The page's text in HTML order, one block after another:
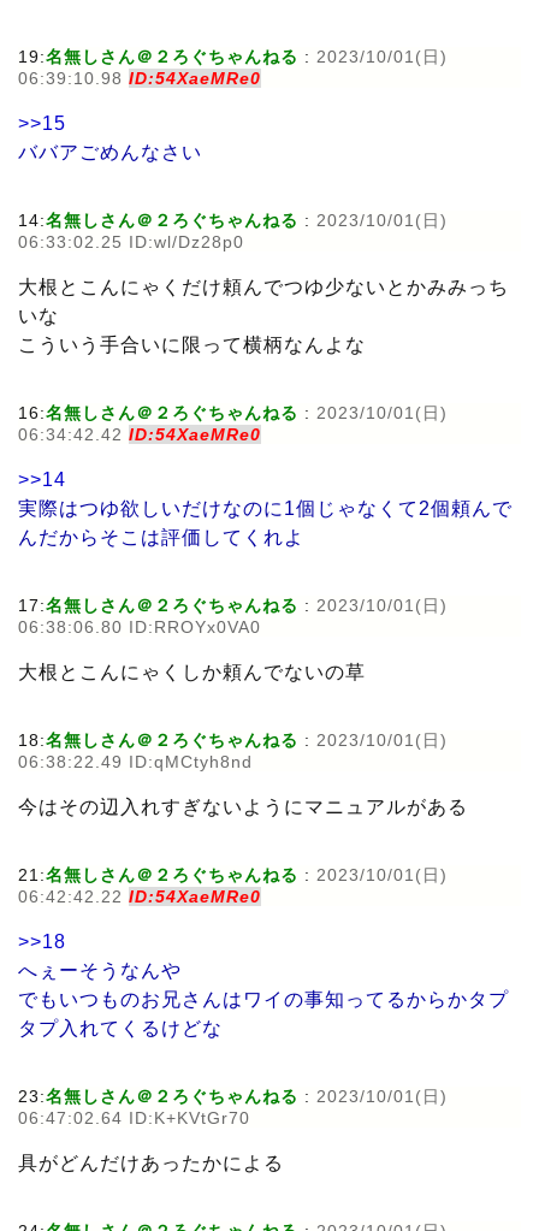
19:名無しさん＠２ろぐちゃんねる : 2023/10/01(日)
06:39:10.98 ID:54XaeMRe0
>>15
ババアごめんなさい
14:名無しさん＠２ろぐちゃんねる : 2023/10/01(日)
06:33:02.25 ID:wl/Dz28p0
大根とこんにゃくだけ頼んでつゆ少ないとかみみっち
いな
こういう手合いに限って横柄なんよな
16:名無しさん＠２ろぐちゃんねる : 2023/10/01(日)
06:34:42.42 ID:54XaeMRe0
>>14
実際はつゆ欲しいだけなのに1個じゃなくて2個頼んで
んだからそこは評価してくれよ
17:名無しさん＠２ろぐちゃんねる : 2023/10/01(日)
06:38:06.80 ID:RROYx0VA0
大根とこんにゃくしか頼んでないの草
18:名無しさん＠２ろぐちゃんねる : 2023/10/01(日)
06:38:22.49 ID:qMCtyh8nd
今はその辺入れすぎないようにマニュアルがある
21:名無しさん＠２ろぐちゃんねる : 2023/10/01(日)
06:42:42.22 ID:54XaeMRe0
>>18
へぇーそうなんや
でもいつものお兄さんはワイの事知ってるからかタプ
タプ入れてくるけどな
23:名無しさん＠２ろぐちゃんねる : 2023/10/01(日)
06:47:02.64 ID:K+KVtGr70
具がどんだけあったかによる